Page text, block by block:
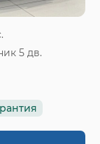
5 дв.